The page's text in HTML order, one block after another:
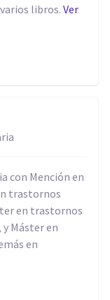
libros. Ver
con Mención en
trastornos
en trastornos
Máster en
en